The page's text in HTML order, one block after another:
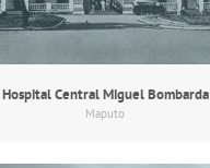
Hospital Central Miguel Bombarda
Maputo